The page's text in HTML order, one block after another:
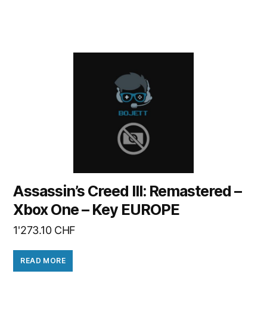
Assassin’s Creed III: Remastered –
Xbox One – Key EUROPE
1'273.10 CHF
READ MORE